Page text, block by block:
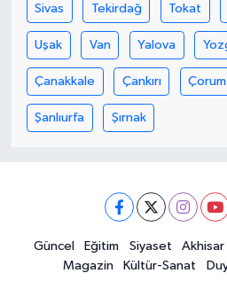
Sivas Tekirdağ Tokat
Uşak Van Yalova
Çanakkale Çankırı Çorum
Şanlıurfa Şırnak
Güncel Eğitim Siyaset Akhisar
Magazin
Kültür-Sanat